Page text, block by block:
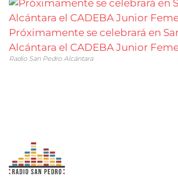
Próximamente se celebrará en
Alcántara el CADEBA Junior
Radio San Pedro Alcántara